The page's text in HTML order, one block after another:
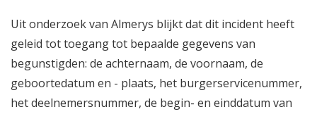
Uit onderzoek van Almerys blijkt dat dit incident heeft
geleid tot toegang tot bepaalde gegevens van
begunstigden: de achternaam, de voornaam, de
geboortedatum en - plaats, het burgerservicenummer,
het deelnemersnummer, de begin- en einddatum van